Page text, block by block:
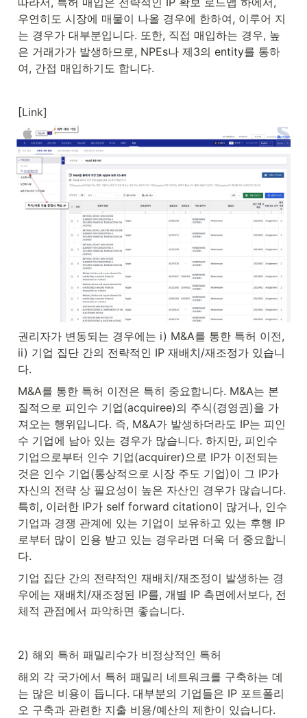
우연히도 시장에 매물이 나올 경우에 한하여, 이루어 지
는 경우가 대부분입니다. 또한, 직접 매입하는 경우, 높
은 거래가가 발생하므로, NPEs나 제3의 entity를 통하
여, 간접 매입하기도 합니다.
[Link]
권리자가 변동되는 경우에는 i) M&A를 통한 특허 이전,
ii) 기업 집단 간의 전략적인 IP 재배치/재조정가 있습니
다.
M&A를 통한 특허 이전은 특히 중요합니다. M&A는 본
질적으로 피인수 기업(acquiree)의 주식(경영권)을 가
져오는 행위입니다. 즉, M&A가 발생하더라도 IP는 피인
수 기업에 남아 있는 경우가 많습니다. 하지만, 피인수
기업으로부터 인수 기업(acquirer)으로 IP가 이전되는
것은 인수 기업(통상적으로 시장 주도 기업)이 그 IP가
자신의 전략 상 필요성이 높은 자산인 경우가 많습니다.
특히, 이러한 IP가 self forward citation이 많거나, 인수
기업과 경쟁 관계에 있는 기업이 보유하고 있는 후행 IP
로부터 많이 인용 받고 있는 경우라면 더욱 더 중요합니
다.
기업 집단 간의 전략적인 재배치/재조정이 발생하는 경
우에는 재배치/재조정된 IP를, 개별 IP 측면에서보다, 전
체적 관점에서 파악하면 좋습니다.
2) 해외 특허 패밀리수가 비정상적인 특허
해외 각 국가에서 특허 패밀리 네트워크를 구축하는 데
는 많은 비용이 듭니다. 대부분의 기업들은 IP 포트폴리
오 구축과 관련한 지출 비용/예산의 제한이 있습니다.